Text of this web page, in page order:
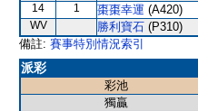
14
1 棗棗幸運 (A420)
WV
勝利寶石 (P310)
備註: 賽事特別情況索引
派彩
彩池
獨贏